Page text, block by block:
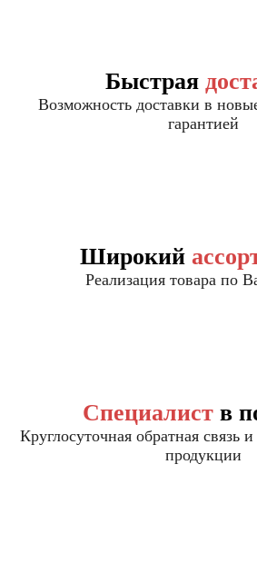
Быстрая
Возможность доставки в
гарантией
Широкий
Реализация товара по
Специалиств
Круглосуточная обратная связь
продукции